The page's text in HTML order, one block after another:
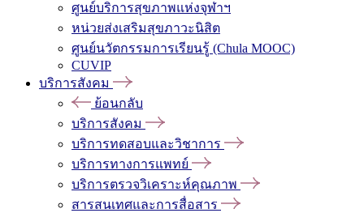
ศูนย์บริการสุขภาพแห่งจุฬาฯ
หน่วยส่งเสริมสุขภาวะนิสิต
ศูนย์นวัตกรรมการเรียนรู้ (Chula MOOC)
CUVIP
บริการสังคม
ย้อนกลับ
บริการสังคม
บริการทดสอบและวิชาการ
บริการทางการแพทย์
บริการตรวจวิเคราะห์คุณภาพ
สารสนเทศและการสื่อสาร